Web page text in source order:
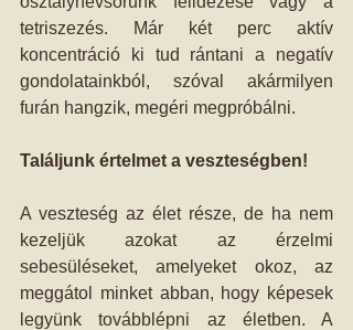
tetriszezés. Már két perc aktív
koncentráció ki tud rántani a negatív
gondolatainkból, szóval akármilyen
furán hangzik, megéri megpróbálni.
Találjunk értelmet a veszteségben!
A veszteség az élet része, de ha nem
kezeljük azokat az érzelmi
sebesüléseket, amelyeket okoz, az
meggátol minket abban, hogy képesek
legyünk továbblépni az életben. A